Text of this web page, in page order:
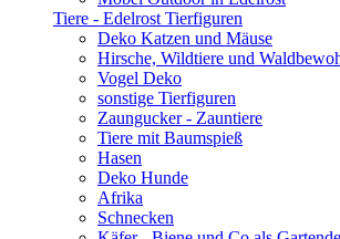
Tiere - Edelrost Tierfiguren
Deko Katzen und Mäuse
Hirsche, Wildtiere und
Vogel Deko
sonstige Tierfiguren
Zaungucker - Zauntiere
Tiere mit Baumspieß
Hasen
Deko Hunde
Afrika
Schnecken